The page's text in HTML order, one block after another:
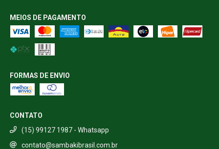
MEIOS DE PAGAMENTO
FORMAS DE ENVIO
CONTATO
(15) 99127 1987 - Whatsapp
contato@sambakibrasil.com.br